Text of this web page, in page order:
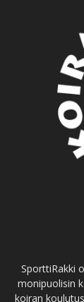
SporttiRakki
monipuolisin
koiran